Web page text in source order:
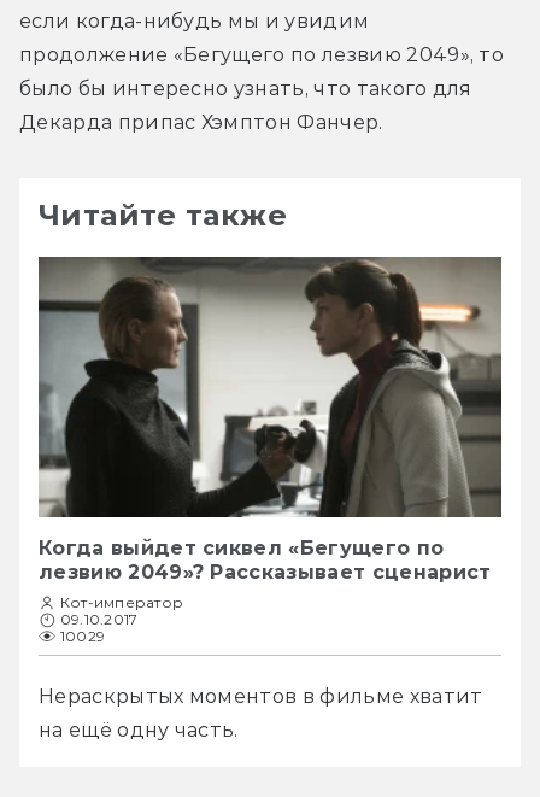
если когда-нибудь мы и увидим
продолжение «Бегущего по лезвию 2049», то
было бы интересно узнать, что такого для
Декарда припас Хэмптон Фанчер.
Читайте также
Когда выйдет сиквел «Бегущего по
лезвию 2049»? Рассказывает сценарист
Кот-император
09.10.2017
10029
Нераскрытых моментов в фильме хватит
на ещё одну часть.